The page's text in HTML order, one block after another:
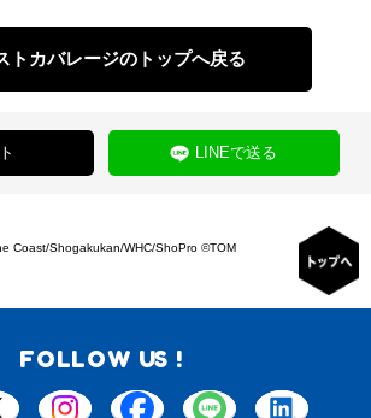
トカバレージのトップへ戻る
LINEで送る
Coast/Shogakukan/WHC/ShoPro ©TOM
FOLLOW US !